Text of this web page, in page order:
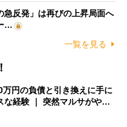
急反発」は再びの上昇局面へ
…
一覧を見る
万円の負債と引き換えに手に
な経験 ｜ 突然マルサがや…